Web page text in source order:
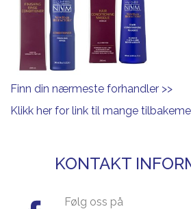
Finn din nærmeste forhandler >>
Klikk her for link til mange
KONTAKT
Følg oss på